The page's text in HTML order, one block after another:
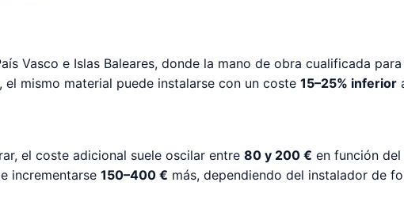
Vasco e Islas Baleares, donde la mano de obra cualificada
mismo material puede instalarse con un coste 15–25% inferior
el coste adicional suele oscilar entre 80 y 200 € en función
incrementarse 150–400 € más, dependiendo del instalador de